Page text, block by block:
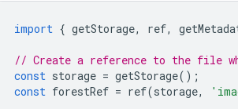
import { getStorage, ref,
// Create a reference to the file
const storage = getStorage();
const forestRef = ref(storage,